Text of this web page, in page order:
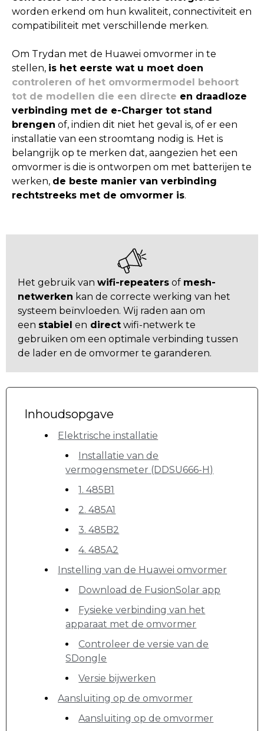
worden erkend om hun kwaliteit, connectiviteit en
compatibiliteit met verschillende merken.
Om Trydan met de Huawei omvormer in te
stellen, is het eerste wat u moet doen
controleren of het omvormermodel behoort
tot de modellen die een directe en draadloze
verbinding met de e-Charger tot stand
brengen of, indien dit niet het geval is, of er een
installatie van een stroomtang nodig is. Het is
belangrijk op te merken dat, aangezien het een
omvormer is die is ontworpen om met batterijen te
werken, de beste manier van verbinding
rechtstreeks met de omvormer is.
Het gebruik van wifi-repeaters of mesh-
netwerken kan de correcte werking van het
systeem beïnvloeden. Wij raden aan om
een stabiel en direct wifi-netwerk te
gebruiken om een optimale verbinding tussen
de lader en de omvormer te garanderen.
Inhoudsopgave
Elektrische installatie
Installatie van de
vermogensmeter (DDSU666-H)
1. 485B1
2. 485A1
3. 485B2
4. 485A2
Instelling van de Huawei omvormer
Download de FusionSolar app
Fysieke verbinding van het
apparaat met de omvormer
Controleer de versie van de
SDongle
Versie bijwerken
Aansluiting op de omvormer
Aansluiting op de omvormer